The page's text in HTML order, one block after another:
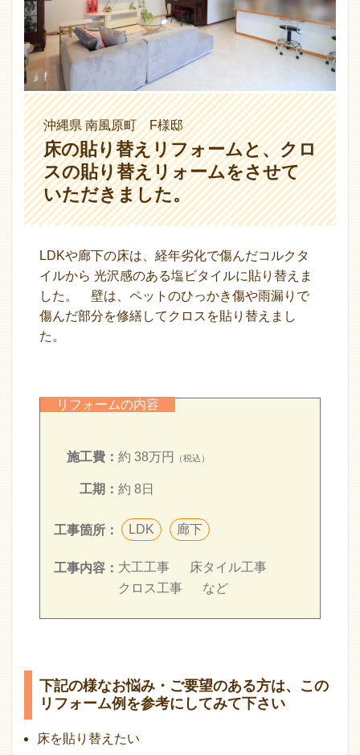
沖縄県 南風原町 F様邸
床の貼り替えリフォームと、クロ
スの貼り替えリォームをさせて
いただきました。
LDKや廊下の床は、経年劣化で傷んだコルクタ
イルから 光沢感のある塩ビタイルに貼り替えま
した。 壁は、ペットのひっかき傷や雨漏りで
傷んだ部分を修繕してクロスを貼り替えまし
た。
リフォームの内容
施工費： 約 38万円 （税込）
工期： 約 8日
工事箇所： LDK 廊下
工事内容： 大工工事
床タイル工事
クロス工事
など
下記の様なお悩み・ご要望のある方は、この
リフォーム例を参考にしてみて下さい
床を貼り替えたい